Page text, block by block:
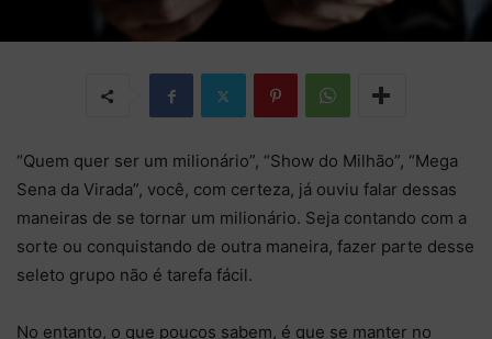
“Quem quer ser um milionário”, “Show do Milhão”, “Mega
Sena da Virada”, você, com certeza, já ouviu falar dessas
maneiras de se tornar um milionário. Seja contando com a
sorte ou conquistando de outra maneira, fazer parte desse
seleto grupo não é tarefa fácil.
No entanto, o que poucos sabem, é que se manter no